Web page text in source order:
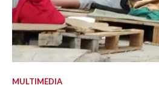
MULTIMEDIA